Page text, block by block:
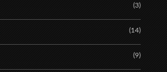
(3)
(14)
(9)